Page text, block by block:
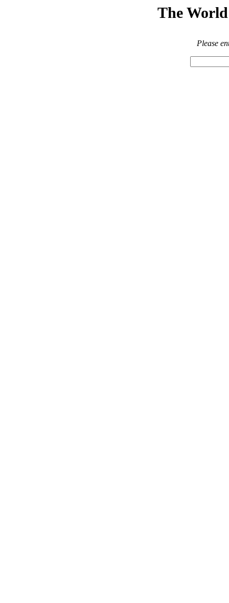
The
Please